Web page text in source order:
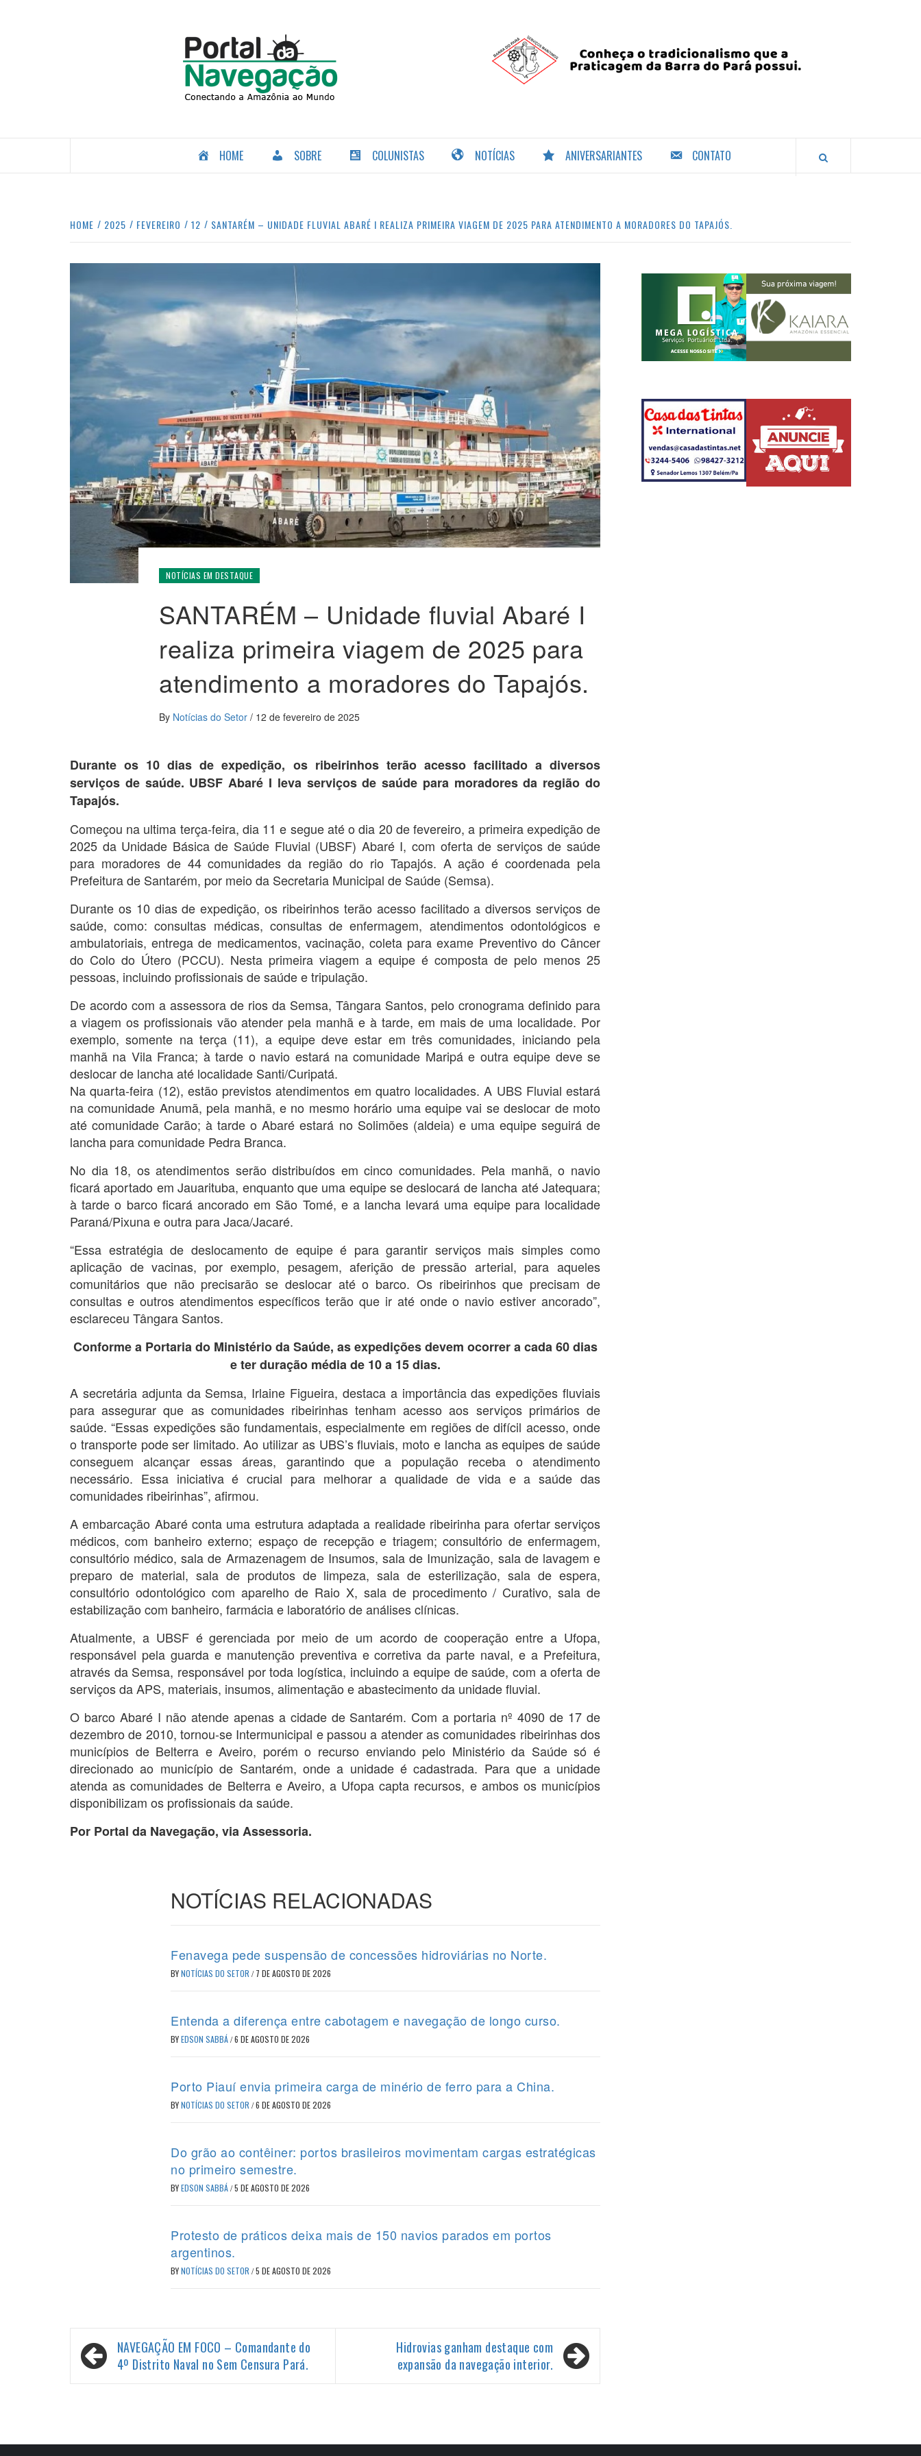
HOME SOBRE COLUNISTAS NOTÍCIAS ANIVERSARIANTES CONTATO
HOME 2025 FEVEREIRO 12 SANTARÉM – UNIDADE FLUVIAL ABARÉ I REALIZA PRIMEIRA VIAGEM DE 2025 PARA ATENDIMENTO A MORADORES DO TAPAJÓS.
NOTÍCIAS EM DESTAQUE
SANTARÉM – Unidade fluvial Abaré I
realiza primeira viagem de 2025 para
atendimento a moradores do Tapajós.
By Notícias do Setor / 12 de fevereiro de 2025
Durante os 10 dias de expedição, os ribeirinhos terão acesso facilitado a diversos
serviços de saúde. UBSF Abaré I leva serviços de saúde para moradores da região do
Tapajós.
Começou na ultima terça-feira, dia 11 e segue até o dia 20 de fevereiro, a primeira expedição de
2025 da Unidade Básica de Saúde Fluvial (UBSF) Abaré I, com oferta de serviços de saúde
para moradores de 44 comunidades da região do rio Tapajós. A ação é coordenada pela
Prefeitura de Santarém, por meio da Secretaria Municipal de Saúde (Semsa).
Durante os 10 dias de expedição, os ribeirinhos terão acesso facilitado a diversos serviços de
saúde, como: consultas médicas, consultas de enfermagem, atendimentos odontológicos e
ambulatoriais, entrega de medicamentos, vacinação, coleta para exame Preventivo do Câncer
do Colo do Útero (PCCU). Nesta primeira viagem a equipe é composta de pelo menos 25
pessoas, incluindo profissionais de saúde e tripulação.
De acordo com a assessora de rios da Semsa, Tângara Santos, pelo cronograma definido para
a viagem os profissionais vão atender pela manhã e à tarde, em mais de uma localidade. Por
exemplo, somente na terça (11), a equipe deve estar em três comunidades, iniciando pela
manhã na Vila Franca; à tarde o navio estará na comunidade Maripá e outra equipe deve se
deslocar de lancha até localidade Santi/Curipatá.
Na quarta-feira (12), estão previstos atendimentos em quatro localidades. A UBS Fluvial estará
na comunidade Anumã, pela manhã, e no mesmo horário uma equipe vai se deslocar de moto
até comunidade Carão; à tarde o Abaré estará no Solimões (aldeia) e uma equipe seguirá de
lancha para comunidade Pedra Branca.
No dia 18, os atendimentos serão distribuídos em cinco comunidades. Pela manhã, o navio
ficará aportado em Jauarituba, enquanto que uma equipe se deslocará de lancha até Jatequara;
à tarde o barco ficará ancorado em São Tomé, e a lancha levará uma equipe para localidade
Paraná/Pixuna e outra para Jaca/Jacaré.
“Essa estratégia de deslocamento de equipe é para garantir serviços mais simples como
aplicação de vacinas, por exemplo, pesagem, aferição de pressão arterial, para aqueles
comunitários que não precisarão se deslocar até o barco. Os ribeirinhos que precisam de
consultas e outros atendimentos específicos terão que ir até onde o navio estiver ancorado”,
esclareceu Tângara Santos.
Conforme a Portaria do Ministério da Saúde, as expedições devem ocorrer a cada 60 dias
e ter duração média de 10 a 15 dias.
A secretária adjunta da Semsa, Irlaine Figueira, destaca a importância das expedições fluviais
para assegurar que as comunidades ribeirinhas tenham acesso aos serviços primários de
saúde. “Essas expedições são fundamentais, especialmente em regiões de difícil acesso, onde
o transporte pode ser limitado. Ao utilizar as UBS’s fluviais, moto e lancha as equipes de saúde
conseguem alcançar essas áreas, garantindo que a população receba o atendimento
necessário. Essa iniciativa é crucial para melhorar a qualidade de vida e a saúde das
comunidades ribeirinhas”, afirmou.
A embarcação Abaré conta uma estrutura adaptada a realidade ribeirinha para ofertar serviços
médicos, com banheiro externo; espaço de recepção e triagem; consultório de enfermagem,
consultório médico, sala de Armazenagem de Insumos, sala de Imunização, sala de lavagem e
preparo de material, sala de produtos de limpeza, sala de esterilização, sala de espera,
consultório odontológico com aparelho de Raio X, sala de procedimento / Curativo, sala de
estabilização com banheiro, farmácia e laboratório de análises clínicas.
Atualmente, a UBSF é gerenciada por meio de um acordo de cooperação entre a Ufopa,
responsável pela guarda e manutenção preventiva e corretiva da parte naval, e a Prefeitura,
através da Semsa, responsável por toda logística, incluindo a equipe de saúde, com a oferta de
serviços da APS, materiais, insumos, alimentação e abastecimento da unidade fluvial.
O barco Abaré I não atende apenas a cidade de Santarém. Com a portaria nº 4090 de 17 de
dezembro de 2010, tornou-se Intermunicipal e passou a atender as comunidades ribeirinhas dos
municípios de Belterra e Aveiro, porém o recurso enviando pelo Ministério da Saúde só é
direcionado ao município de Santarém, onde a unidade é cadastrada. Para que a unidade
atenda as comunidades de Belterra e Aveiro, a Ufopa capta recursos, e ambos os municípios
disponibilizam os profissionais da saúde.
Por Portal da Navegação, via Assessoria.
NOTÍCIAS RELACIONADAS
Fenavega pede suspensão de concessões hidroviárias no Norte.
BYNOTÍCIAS DO SETOR / 7 DE AGOSTO DE 2026
Entenda a diferença entre cabotagem e navegação de longo curso.
BYEDSON SABBÁ/6 DE AGOSTO DE 2026
Porto Piauí envia primeira carga de minério de ferro para a China.
BYNOTÍCIAS DO SETOR /6 DE AGOSTO DE 2026
Do grão ao contêiner: portos brasileiros movimentam cargas estratégicas
no primeiro semestre.
BYEDSON SABBÁ/5 DE AGOSTO DE 2026
Protesto de práticos deixa mais de 150 navios parados em portos
argentinos.
BYNOTÍCIAS DO SETOR /5 DE AGOSTO DE 2026
Navegação
de
NAVEGAÇÃO EM FOCO – Comandante do
4º Distrito Naval no Sem Censura Pará.
Hidrovias ganham destaque com
expansão da navegação interior.